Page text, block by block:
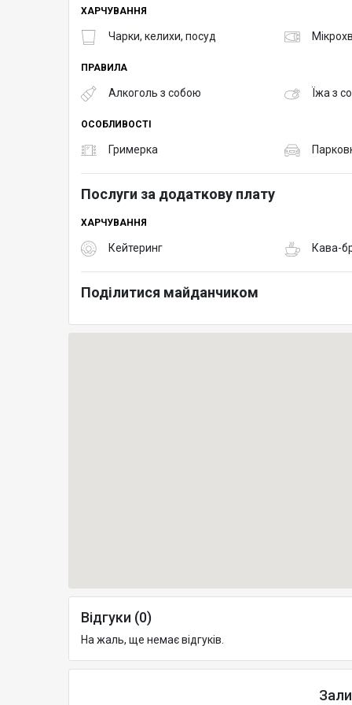
ХАРЧУВАННЯ
Чарки, келихи, посуд
ПРАВИЛА
Алкоголь з собою Їжа з
ОСОБЛИВОСТІ
Гримерка
Послуги за додаткову плату
ХАРЧУВАННЯ
Кейтеринг Кава-
Поділитися майданчиком
Відгуки (0)
На жаль, ще немає відгуків.